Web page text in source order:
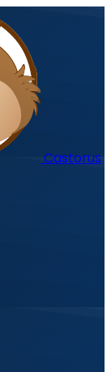
Castorus